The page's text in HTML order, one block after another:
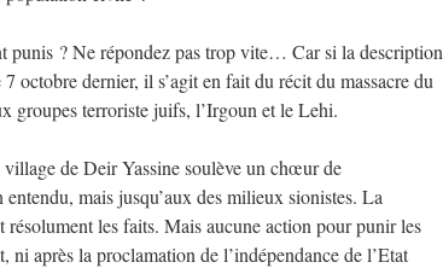
punis ? Ne répondez pas trop vite… Car si la description
octobre dernier, il s’agit en fait du récit du massacre du
groupes terroriste juifs, l’Irgoun et le Lehi.
village de Deir Yassine soulève un chœur de
mais jusqu’aux des milieux sionistes. La
les faits. Mais aucune action pour punir les
après la proclamation de l’indépendance de l’Etat